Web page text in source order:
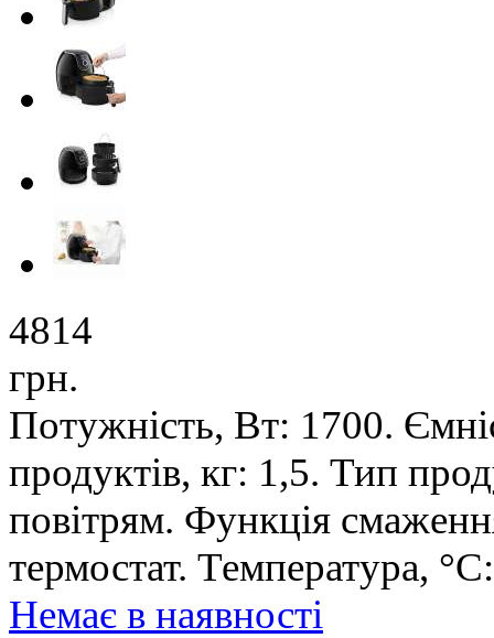
4814
грн.
Потужність, Вт: 1700.
продуктів, кг: 1,5. Тип
повітрям. Функція
термостат. Температура,
Немає в наявності